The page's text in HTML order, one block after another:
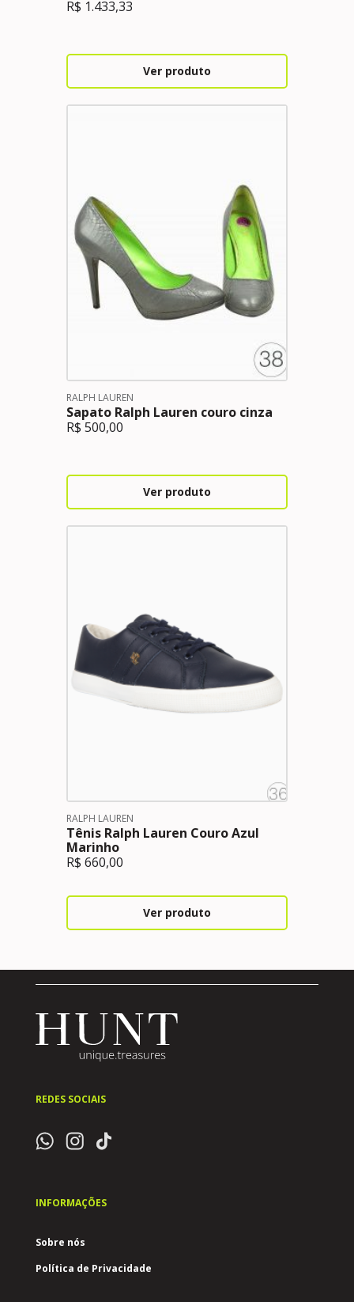
R$ 1.433,33
Ver produto
RALPH LAUREN
Sapato Ralph Lauren couro cinza
R$ 500,00
Ver produto
RALPH LAUREN
Tênis Ralph Lauren Couro Azul
Marinho
R$ 660,00
Ver produto
REDES SOCIAIS
INFORMAÇÕES
Sobre nós
Política de Privacidade